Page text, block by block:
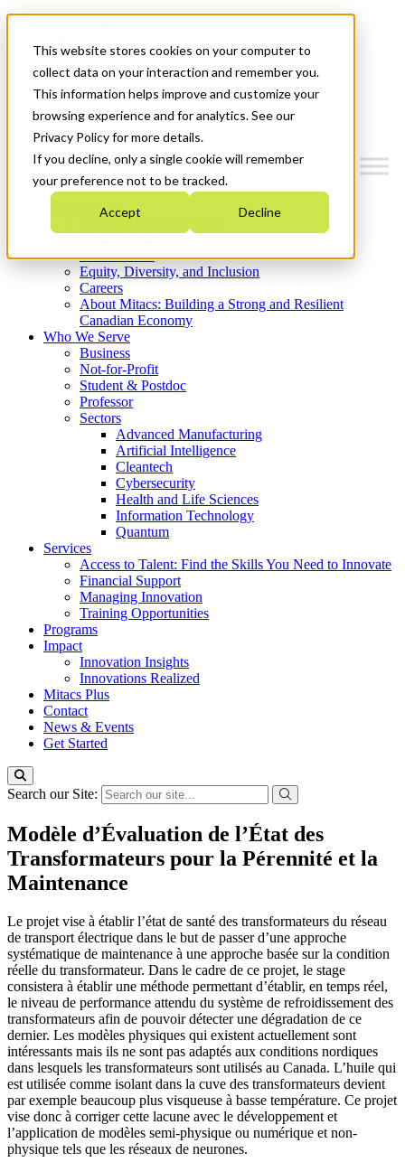
This website stores cookies on your computer to
collect data on your interaction and remember you.
This information helps improve and customize your
browsing experience and for analytics. See our
Privacy Policy for more details.
If you decline, only a single cookie will remember
your preference not to be tracked.
Accept Decline
News & Events
Get Started
Menu
Who We Are
Strategic Plan 2026-2030
What We Do
Equity, Diversity, and Inclusion
Careers
About Mitacs: Building a Strong and Resilient
Canadian Economy
Who We Serve
Business
Not-for-Profit
Student & Postdoc
Professor
Sectors
Advanced Manufacturing
Artificial Intelligence
Cleantech
Cybersecurity
Health and Life Sciences
Information Technology
Quantum
Services
Access to Talent: Find the Skills You Need to Innovate
Financial Support
Managing Innovation
Training Opportunities
Programs
Impact
Innovation Insights
Innovations Realized
Mitacs Plus
Contact
News & Events
Get Started
Search our Site:
Modèle d’Évaluation de l’État des
Transformateurs pour la Pérennité et la
Maintenance
Le projet vise à établir l’état de santé des transformateurs du réseau
de transport électrique dans le but de passer d’une approche
systématique de maintenance à une approche basée sur la condition
réelle du transformateur. Dans le cadre de ce projet, le stage
consistera à établir une méthode permettant d’établir, en temps réel,
le niveau de performance attendu du système de refroidissement des
transformateurs afin de pouvoir détecter une dégradation de ce
dernier. Les modèles physiques qui existent actuellement sont
intéressants mais ils ne sont pas adaptés aux conditions nordiques
dans lesquels les transformateurs sont utilisés au Canada. L’huile qui
est utilisée comme isolant dans la cuve des transformateurs devient
par exemple beaucoup plus visqueuse à basse température. Ce projet
vise donc à corriger cette lacune avec le développement et
l’application de modèles semi-physique ou numérique et non-
physique tels que les réseaux de neurones.